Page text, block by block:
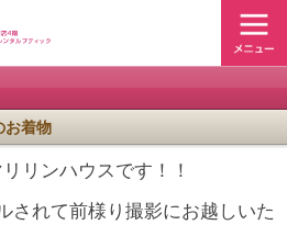
お着物
リンハウスです！！
されて前様り撮影にお越しいた